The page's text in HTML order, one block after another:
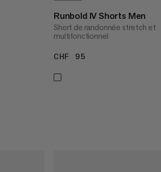
Runbold IV Shorts Men
Short de randonnée stretch et
multifonctionnel
CHF 95